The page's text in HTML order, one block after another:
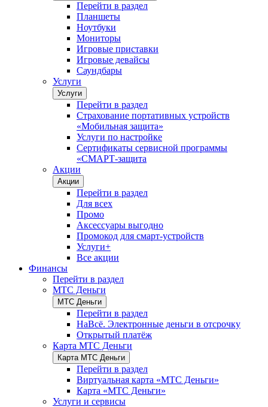
Перейти в раздел
Планшеты
Ноутбуки
Мониторы
Игровые приставки
Игровые девайсы
Саундбары
Услуги
Услуги
Перейти в раздел
Страхование портативных устройств
«Мобильная защита»
Услуги по настройке
Сертификаты сервисной программы
«СМАРТ-защита
Акции
Акции
Перейти в раздел
Для всех
Промо
Аксессуары выгодно
Промокод для смарт-устройств
Услуги+
Все акции
Финансы
Перейти в раздел
МТС Деньги
МТС Деньги
Перейти в раздел
НаВсё. Электронные деньги в отсрочку
Открытый платёж
Карта МТС Деньги
Карта МТС Деньги
Перейти в раздел
Виртуальная карта «МТС Деньги»
Карта «МТС Деньги»
Услуги и сервисы